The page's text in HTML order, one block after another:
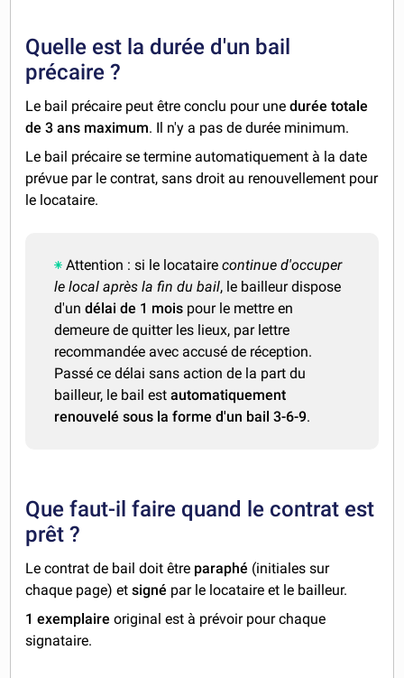
Quelle est la durée d'un bail
précaire ?
Le bail précaire peut être conclu pour unedurée totale
de 3 ans maximum. Il n'y a pas de durée minimum.
Le bail précaire se termine automatiquement à la date
prévue par le contrat, sans droit au renouvellement pour
le locataire.
Attention : si le locatairecontinue d'occuper
le local après la fin du bail, le bailleur dispose
d'undélai de 1 mois pour le mettre en
demeure de quitter les lieux, par lettre
recommandée avec accusé de réception.
Passé ce délai sans action de la part du
bailleur, le bail estautomatiquement
renouvelé sous la forme d'un bail 3-6-9.
Que faut-il faire quand le contrat est
prêt ?
Le contrat de bail doit être paraphé (initiales sur
chaque page) etsigné par le locataire et le bailleur.
1 exemplaire original est à prévoir pour chaque
signataire.